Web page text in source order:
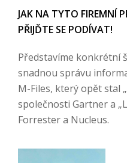
JAK NA TYTO FIREMNÍ
PŘIJĎTE SE PODÍVAT!
Představíme konkrétní
snadnou správu
M-Files, který opět stal
společnosti Gartner a
Forrester a Nucleus.